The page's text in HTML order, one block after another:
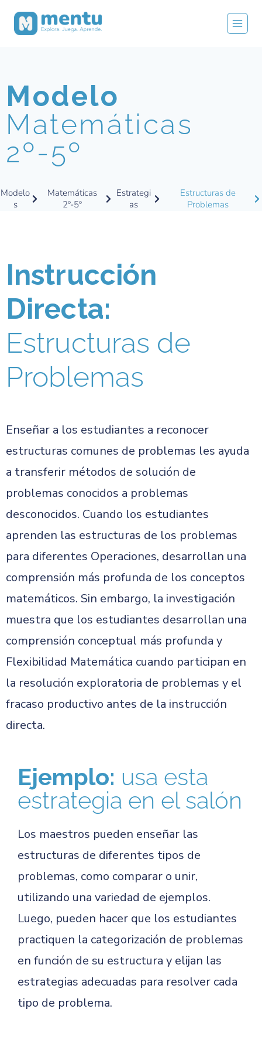
Modelo
Matemáticas
2º-5º
Modelo
s
Matemáticas
2º-5º
Estrategi
as
Estructuras de
Problemas
Instrucción
Directa:
Estructuras de
Problemas
Enseñar a los estudiantes a reconocer
estructuras comunes de problemas les ayuda
a transferir métodos de solución de
problemas conocidos a problemas
desconocidos. Cuando los estudiantes
aprenden las estructuras de los problemas
para diferentes Operaciones, desarrollan una
comprensión más profunda de los conceptos
matemáticos. Sin embargo, la investigación
muestra que los estudiantes desarrollan una
comprensión conceptual más profunda y
Flexibilidad Matemática cuando participan en
la resolución exploratoria de problemas y el
fracaso productivo antes de la instrucción
directa.
Ejemplo: usa esta
estrategia en el salón
Los maestros pueden enseñar las
estructuras de diferentes tipos de
problemas, como comparar o unir,
utilizando una variedad de ejemplos.
Luego, pueden hacer que los estudiantes
practiquen la categorización de problemas
en función de su estructura y elijan las
estrategias adecuadas para resolver cada
tipo de problema.